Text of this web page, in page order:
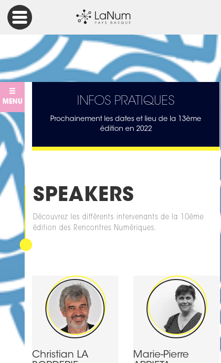
Accueil
Les Rencontres Numériques Pays Basque
Speakers
MENU INFOS PRATIQUES
Prochainement les dates et lieu de la 13ème
édition en 2022
SPEAKERS
Découvrez les différents intervenants de la 10ème
édition des Rencontres Numériques.
Christian LA
Marie-Pierre